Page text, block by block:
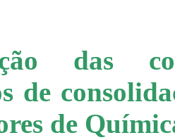
das
de
de